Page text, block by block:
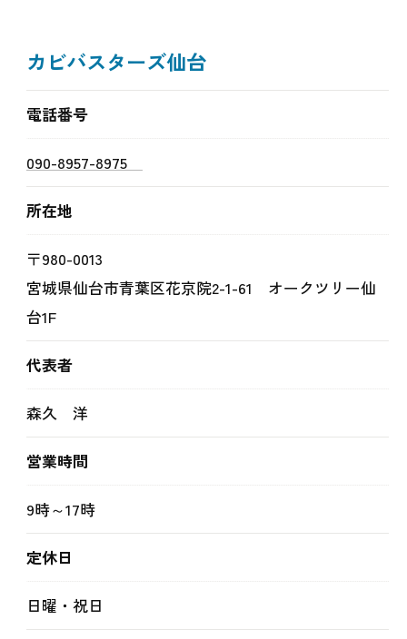
カビバスターズ仙台
電話番号
090-8957-8975
所在地
〒980-0013
宮城県仙台市青葉区花京院2-1-61 オークツリー仙
台1F
代表者
森久 洋
営業時間
9時～17時
定休日
日曜・祝日